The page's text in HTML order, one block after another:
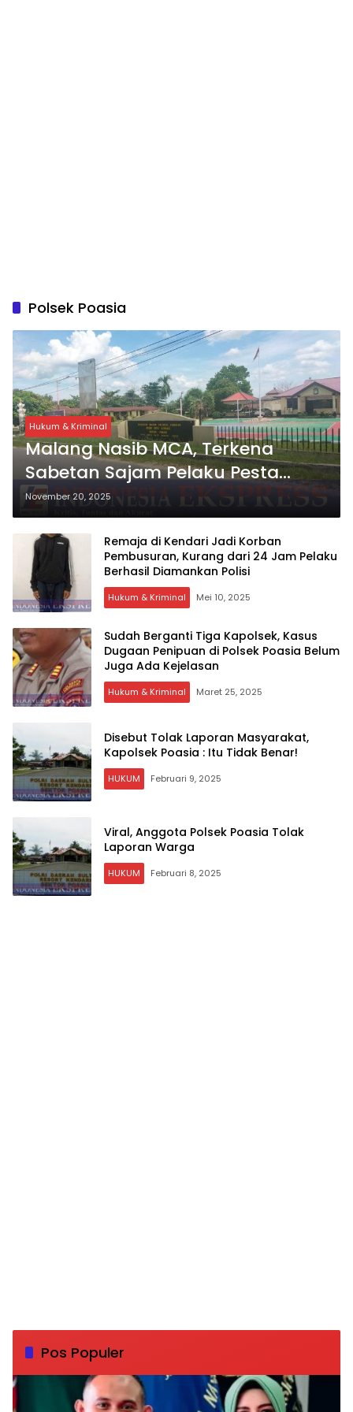
Polsek Poasia
Hukum & Kriminal
Malang Nasib MCA, Terkena
Sabetan Sajam Pelaku Pesta
Miras di Kota Kendari
November 20, 2025
Remaja di Kendari Jadi Korban
Pembusuran, Kurang dari 24 Jam Pelaku
Berhasil Diamankan Polisi
Hukum & Kriminal Mei 10, 2025
Sudah Berganti Tiga Kapolsek, Kasus
Dugaan Penipuan di Polsek Poasia Belum
Juga Ada Kejelasan
Hukum & Kriminal Maret 25, 2025
Disebut Tolak Laporan Masyarakat,
Kapolsek Poasia : Itu Tidak Benar!
HUKUM Februari 9, 2025
Viral, Anggota Polsek Poasia Tolak
Laporan Warga
HUKUM Februari 8, 2025
Pos Populer